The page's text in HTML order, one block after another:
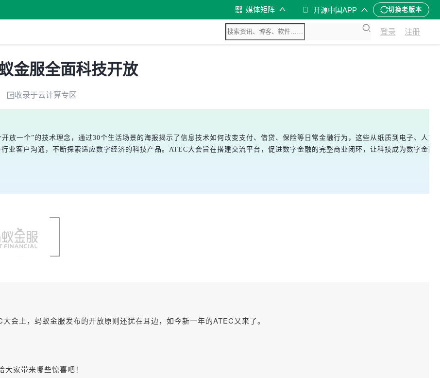
媒体矩阵 开源中国APP 切换老版本
登录 注册
金服全面科技开放
收录于云计算专区
放一个”的技术理念，通过30个生活场景的海报揭示了信息技术如何改变支付、借贷、保险等日常金融行为，这些从纸质到电子、
业客户沟通，不断探索适应数字经济的科技产品。ATEC大会旨在搭建交流平台，促进数字金融的完整商业闭环，让科技成为数字金
大会上，蚂蚁金服发布的开放原则还犹在耳边，如今新一年的ATEC又来了。
大家带来哪些惊喜吧！